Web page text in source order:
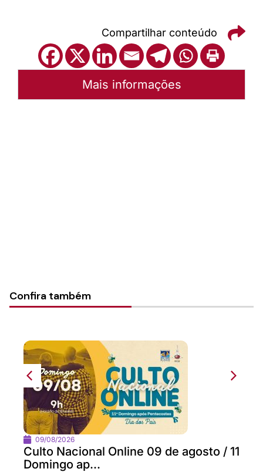
Compartilhar conteúdo
Mais informações
Confira também
09/08/2026
Culto Nacional Online 09 de agosto / 11
Domingo ap...